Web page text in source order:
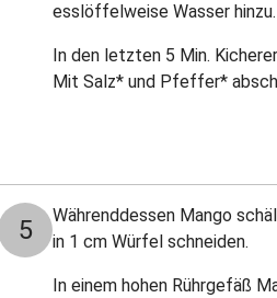
esslöffelweise Wasser hinzu.
In den letzten 5 Min.
Mit Salz* und Pfeffer*
5
Währenddessen Mango
in 1 cm Würfel schneiden.
In einem hohen Rührgefäß